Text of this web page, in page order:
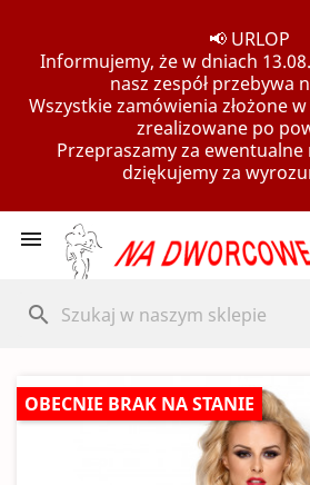
📢 URLOP
Informujemy, że w dniach
nasz zespół przebywa
Wszystkie zamówienia złożone
zrealizowane po
Przepraszamy za
dziękujemy za

search
OBECNIE BRAK NA STANIE